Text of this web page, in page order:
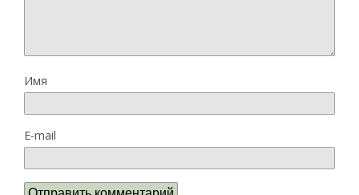
Имя
E-mail